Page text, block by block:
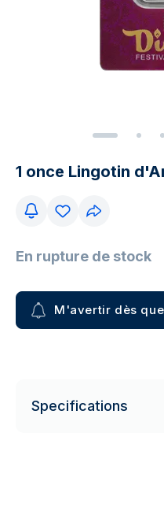
1 once Lingotin
En rupture de stock
M'avertir dès
Specifications